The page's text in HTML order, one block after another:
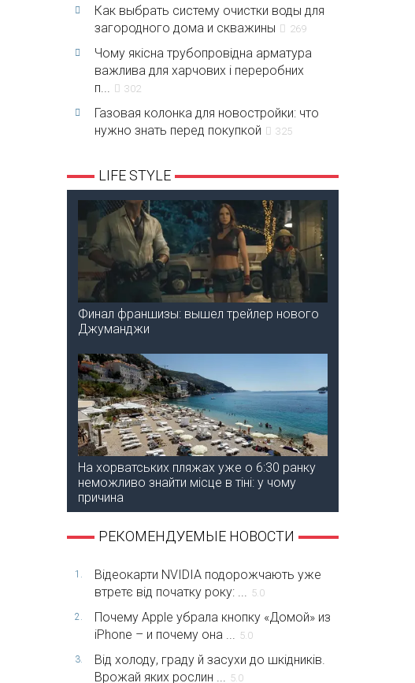
Как выбрать систему очистки воды для
загородного дома и скважины
269
Чому якісна трубопровідна арматура
важлива для харчових і переробних
п...
302
Газовая колонка для новостройки: что
нужно знать перед покупкой
325
LIFE STYLE
Финал франшизы: вышел трейлер нового
Джуманджи
На хорватських пляжах уже о 6:30 ранку
неможливо знайти місце в тіні: у чому
причина
РЕКОМЕНДУЕМЫЕ НОВОСТИ
1.
Відеокарти NVIDIA подорожчають уже
втретє від початку року: ...
5.0
2.
Почему Apple убрала кнопку «Домой» из
iPhone – и почему она ...
5.0
3.
Від холоду, граду й засухи до шкідників.
Врожай яких рослин ...
5.0